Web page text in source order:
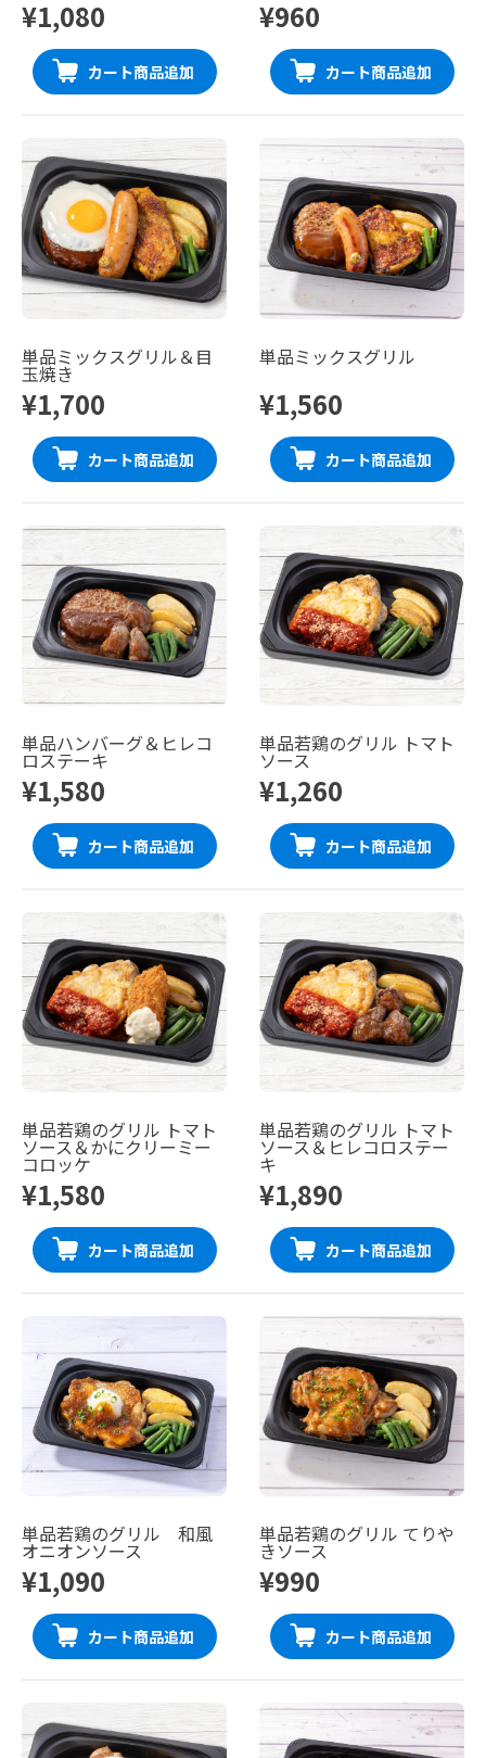
¥1,080
カート商品追加
¥960
カート商品追加
単品ミックスグリル＆目
玉焼き
¥1,700
カート商品追加
単品ミックスグリル
¥1,560
カート商品追加
単品ハンバーグ＆ヒレコ
ロステーキ
¥1,580
カート商品追加
単品若鶏のグリル トマト
ソース
¥1,260
カート商品追加
単品若鶏のグリル トマト
ソース＆かにクリーミー
コロッケ
¥1,580
カート商品追加
単品若鶏のグリル トマト
ソース＆ヒレコロステー
キ
¥1,890
カート商品追加
単品若鶏のグリル 和風
オニオンソース
¥1,090
カート商品追加
単品若鶏のグリル てりや
きソース
¥990
カート商品追加